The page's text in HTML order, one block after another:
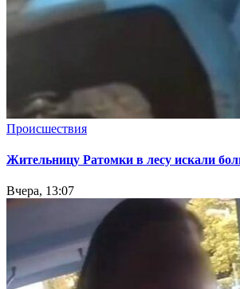
Происшествия
Жительницу Ратомки в лесу искали
Вчера, 13:07